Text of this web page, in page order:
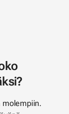
molempiin.